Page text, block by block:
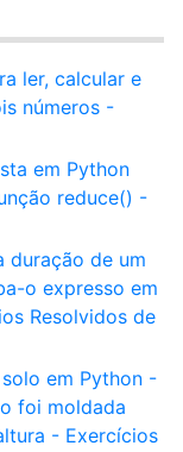
ler, calcular e
números -
em Python
reduce() -
duração de um
o expresso em
Resolvidos de
em Python -
foi moldada
- Exercícios